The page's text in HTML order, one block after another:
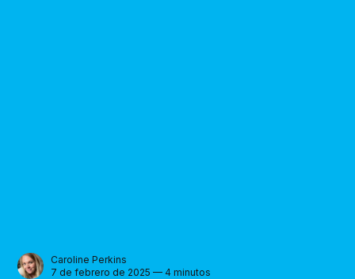
Caroline Perkins
7 de febrero de 2025 — 4 minutos